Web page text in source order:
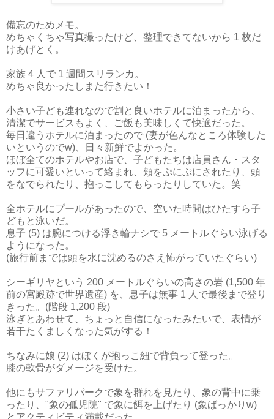
備忘のためメモ。
めちゃくちゃ写真撮ったけど、整理できてないから 1 枚だ
けあげとく。
家族 4 人で 1 週間スリランカ。
めちゃ良かったしまた行きたい！
小さい子ども連れなので割と良いホテルに泊まったから、
清潔でサービスもよく、ご飯も美味しくて快適だった。
毎日違うホテルに泊まったので (妻が色んなところ体験した
いというのでw)、日々新鮮でよかった。
ほぼ全てのホテルやお店で、子どもたちは店員さん・スタ
ッフに可愛いといって絡まれ、頬をぷにぷにされたり、頭
をなでられたり、抱っこしてもらったりしていた。笑
全ホテルにプールがあったので、空いた時間はひたすら子
どもと泳いだ。
息子 (5) は腕につける浮き輪ナシで 5 メートルぐらい泳げる
ようになった。
(旅行前までは頭を水に沈めるのさえ怖がっていたぐらい)
シーギリヤという 200 メートルぐらいの高さの岩 (1,500 年
前の宮殿跡で世界遺産) を、息子は無事 1 人で最後まで登り
きった。(階段 1,200 段)
泳ぎとあわせて、ちょっと自信になったみたいで、表情が
若干たくましくなった気がする！
ちなみに娘 (2) はぼくが抱っこ紐で背負って登った。
膝の軟骨がダメージを受けた。
他にもサファリパークで象を群れを見たり、象の背中に乗
ったり、"象の孤児院" で象に餌を上げたり (象ばっかりw)
とアクティビティ満載だった。